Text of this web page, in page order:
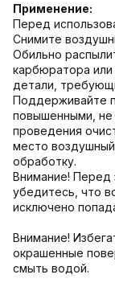
Применение:
Перед
Снимите
Обильно
карбюратора или
детали,
Поддерживайте
повышенными, не
проведения
место
обработку.
Внимание! Перед
убедитесь, что
исключено
Внимание!
окрашенные
смыть водой.